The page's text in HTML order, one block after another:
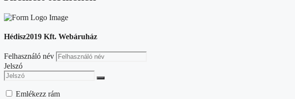
Hédisz2019 Kft. Webáruház
Felhasználó név
Jelszó
Emlékezz rám